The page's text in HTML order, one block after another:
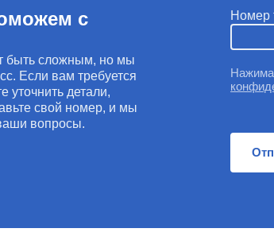
с
быть сложным, но мы
Если вам требуется
уточнить детали,
свой номер, и мы
вопросы.
Номер